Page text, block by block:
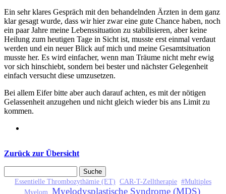
Ein sehr klares Gespräch mit den behandelnden Ärzten in dem ganz
klar gesagt wurde, dass wir hier zwar eine gute Chance haben, noch
ein paar Jahre meine Lebenssituation zu stabilisieren, aber keine
Heilung zum heutigen Tage in Sicht ist, musste erst einmal verdaut
werden und ein neuer Blick auf mich und meine Gesamtsituation
musste her. Es wird einfacher, wenn man Träume nicht mehr ewig
vor sich hinschiebt, sondern bei bester und nächster Gelegenheit
einfach versucht diese umzusetzen.
Bei allem Eifer bitte aber auch darauf achten, es mit der nötigen
Gelassenheit anzugehen und nicht gleich wieder bis ans Limit zu
kommen.
Zurück zur Übersicht
Suchformular
Essentielle Thrombozythämie (ET) CAR-T-Zelltherapie #Multiples
Myelom Myelodysplastische Syndrome (MDS)